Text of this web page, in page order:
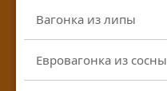
Вагонка из липы
Евровагонка из сосны